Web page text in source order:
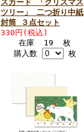
スカード 「クリスマス
ツリー」 二つ折り中紙
封筒 ３点セット
330円(税込)
在庫 19 枚
購入数
枚